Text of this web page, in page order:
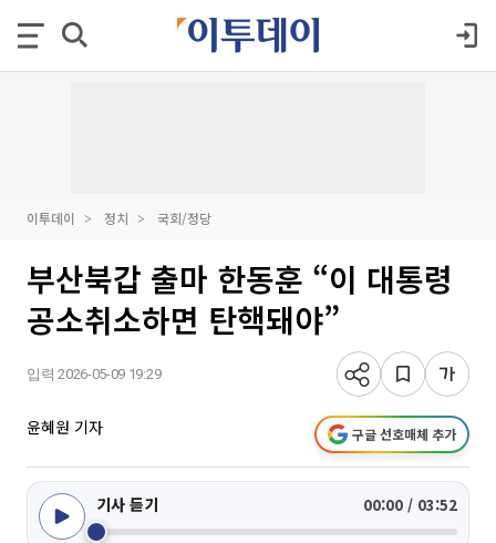
이투데이 정치 국회/정당
부산북갑 출마 한동훈 “이 대통령
공소취소하면 탄핵돼야”
입력 2026-05-09 19:29
윤혜원 기자 구글 선호매체 추가
기사 듣기 00:00 / 03:52